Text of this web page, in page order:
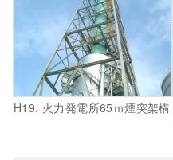
H19. 火力発電所65ｍ煙突架構